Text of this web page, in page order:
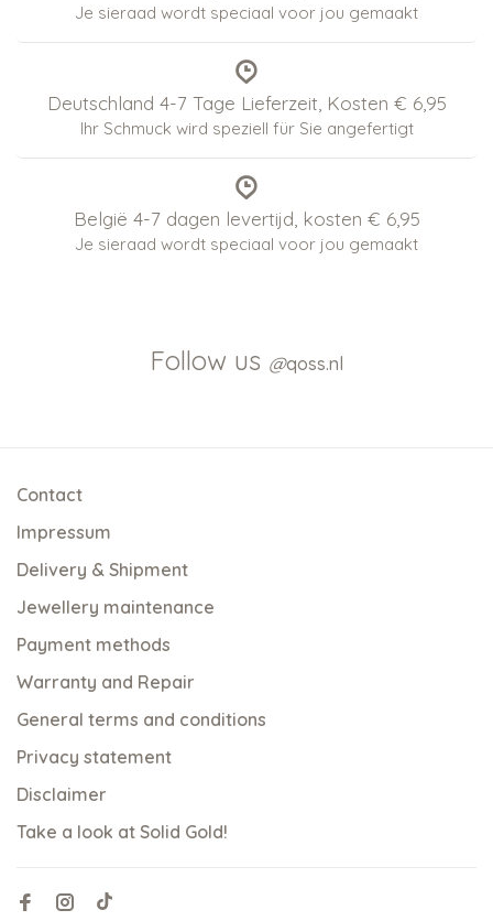
Je sieraad wordt speciaal voor jou gemaakt
Deutschland 4-7 Tage Lieferzeit, Kosten € 6,95
Ihr Schmuck wird speziell für Sie angefertigt
België 4-7 dagen levertijd, kosten € 6,95
Je sieraad wordt speciaal voor jou gemaakt
Follow us @qoss.nl
Contact
Impressum
Delivery & Shipment
Jewellery maintenance
Payment methods
Warranty and Repair
General terms and conditions
Privacy statement
Disclaimer
Take a look at Solid Gold!